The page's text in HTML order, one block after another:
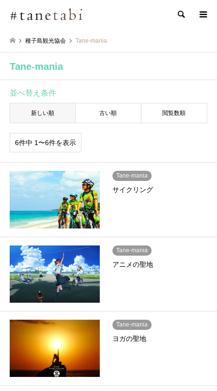
検索
種子島観光協会 Tane-mania
Tane-mania
並べ替え条件
新しい順 古い順 閲覧数順
6件中 1〜6件を表示
Tane-mania
サイクリング
Tane-mania
アニメの聖地
Tane-mania
ヨガの聖地